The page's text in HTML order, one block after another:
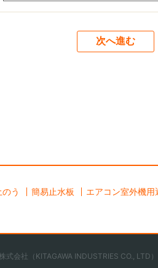
のう 簡易止水板
エアコン室外機用
会社（KITAGAWA INDUSTRIES CO., LTD）